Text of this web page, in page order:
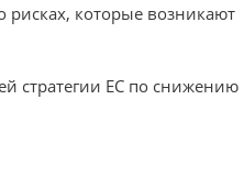
рисках, которые возникают
стратегии ЕС по снижению